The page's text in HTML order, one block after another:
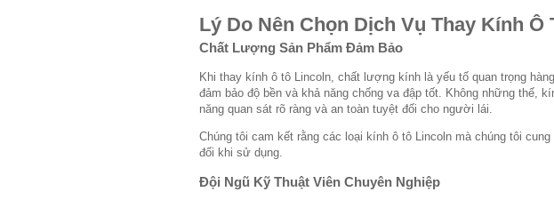
Lý Do Nên Chọn Dịch Vụ Thay Kính Ô
Chất Lượng Sản Phẩm Đảm Bảo
Khi thay kính ô tô Lincoln, chất lượng kính là yếu tố quan trọng
đảm bảo độ bền và khả năng chống va đập tốt. Không những thế,
năng quan sát rõ ràng và an toàn tuyệt đối cho người lái.
Chúng tôi cam kết rằng các loại kính ô tô Lincoln mà chúng tôi
đối khi sử dụng.
Đội Ngũ Kỹ Thuật Viên Chuyên Nghiệp